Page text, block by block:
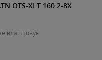
OTS-XLT 160 2-8X
влаштовує